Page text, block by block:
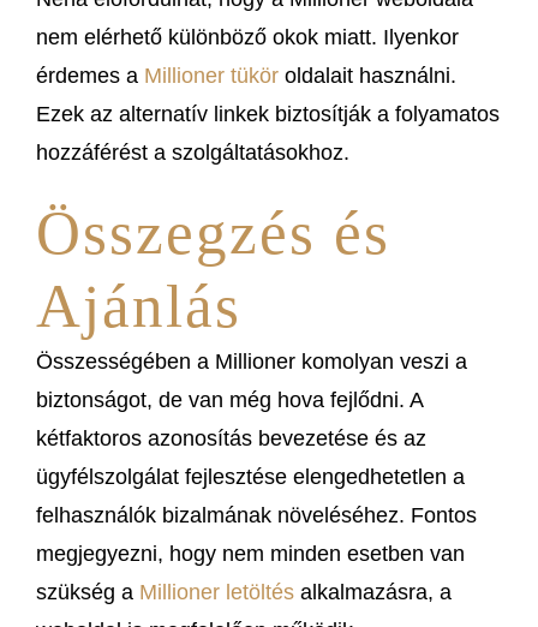
nem elérhető különböző okok miatt. Ilyenkor
érdemes a Millioner tükör oldalait használni.
Ezek az alternatív linkek biztosítják a folyamatos
hozzáférést a szolgáltatásokhoz.
Összegzés és
Ajánlás
Összességében a Millioner komolyan veszi a
biztonságot, de van még hova fejlődni. A
kétfaktoros azonosítás bevezetése és az
ügyfélszolgálat fejlesztése elengedhetetlen a
felhasználók bizalmának növeléséhez. Fontos
megjegyezni, hogy nem minden esetben van
szükség a Millioner letöltés alkalmazásra, a